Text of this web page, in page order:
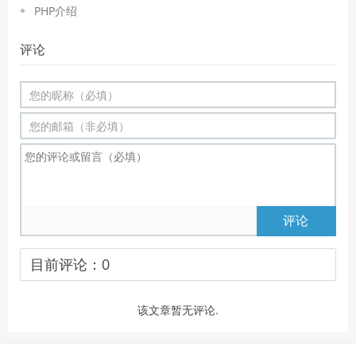
PHP介绍
评论
评论
目前评论： 0
该文章暂无评论.